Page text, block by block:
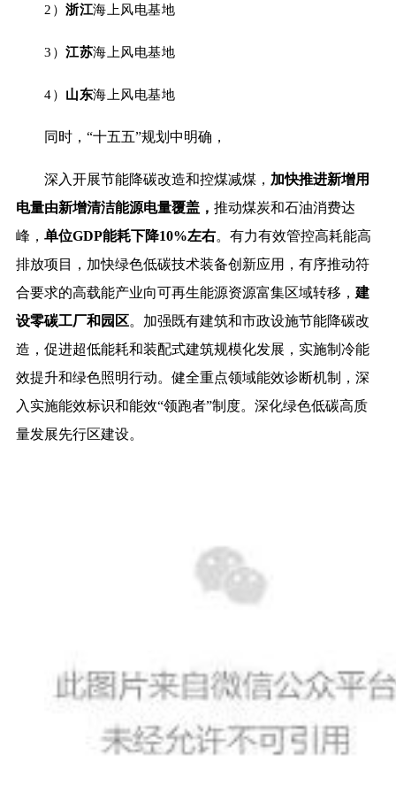
2）浙江海上风电基地
3）江苏海上风电基地
4） 山东海上风电基地
同时，“十五五”规划中明确，
深入开展节能降碳改造和控煤减煤， 加快推进新增用
电量由新增清洁能源电量覆盖， 推动煤炭和石油消费达
峰， 单位GDP能耗下降10%左右。有力有效管控高耗能高
排放项目，加快绿色低碳技术装备创新应用，有序推动符
合要求的高载能产业向可再生能源资源富集区域转移， 建
设零碳工厂和园区。加强既有建筑和市政设施节能降碳改
造，促进超低能耗和装配式建筑规模化发展，实施制冷能
效提升和绿色照明行动。健全重点领域能效诊断机制，深
入实施能效标识和能效“领跑者”制度。深化绿色低碳高质
量发展先行区建设。